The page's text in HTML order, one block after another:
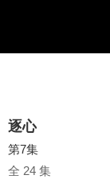
逐心
第7集
全 24 集